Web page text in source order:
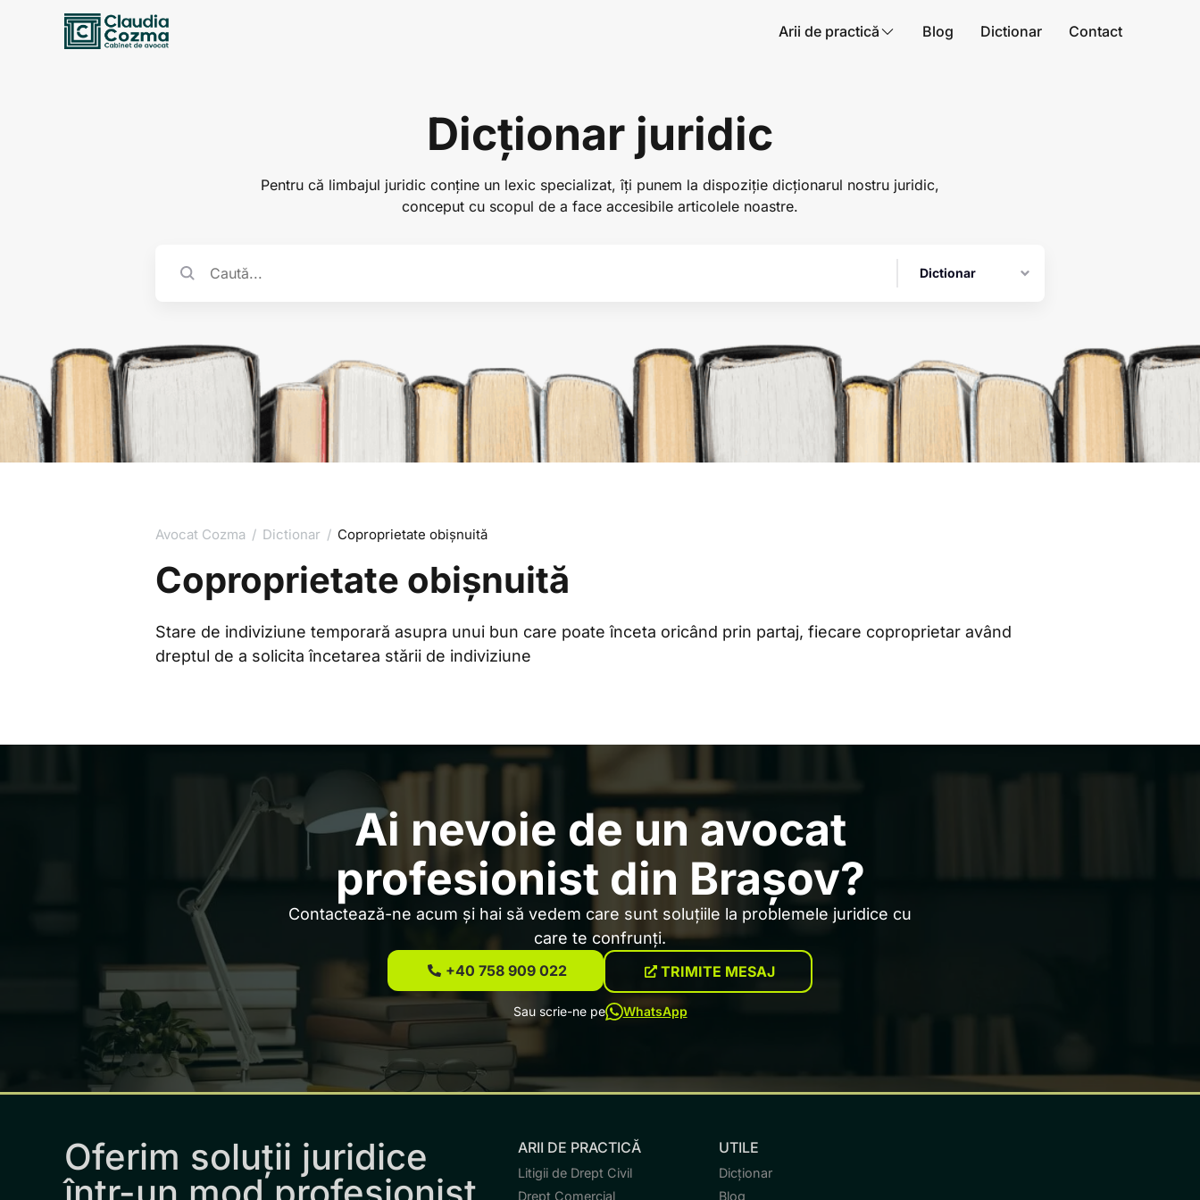
Arii de practică Blog Dictionar Contact
Dicționar juridic
Pentru că limbajul juridic conține un lexic specializat, îți punem la dispoziție dicționarul nostru juridic,
conceput cu scopul de a face accesibile articolele noastre.
Dictionar
Avocat Cozma / Dictionar / Coproprietate obișnuită
Coproprietate obișnuită
Stare de indiviziune temporară asupra unui bun care poate înceta oricând prin partaj, fiecare coproprietar având
dreptul de a solicita încetarea stării de indiviziune
Ai nevoie de un avocat
profesionist din Brașov?
Contactează-ne acum și hai să vedem care sunt soluțiile la problemele juridice cu
care te confrunți.
+40 758 909 022 TRIMITE MESAJ
Sau scrie-ne pe WhatsApp
Oferim soluții juridice
ARII DE PRACTICĂ
Litigii de Drept Civil
Drept Comercial
UTILE
Dicționar
Blog